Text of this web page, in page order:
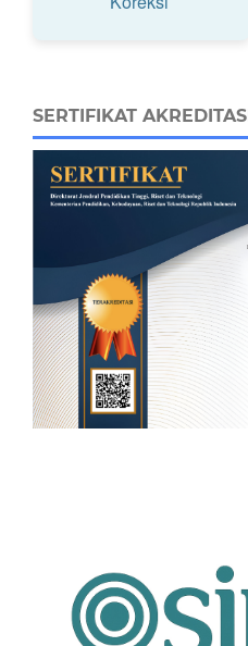
SERTIFIKAT AKREDITASI